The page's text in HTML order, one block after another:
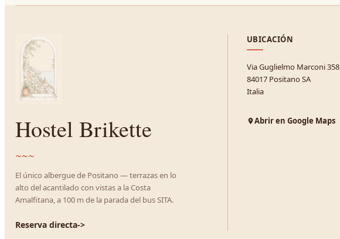
Hostel Brikette
~~~
El único albergue de Positano — terrazas en lo
alto del acantilado con vistas a la Costa
Amalfitana, a 100 m de la parada del bus SITA.
Reserva directa->
UBICACIÓN
Via Guglielmo Marconi 358
84017 Positano SA
Italia
Abrir en Google Maps